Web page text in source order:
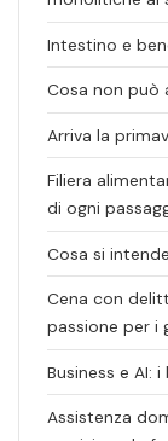
Intestino e
Cosa non può
Arriva la
Filiera
di ogni
Cosa si
Cena con
passione per i
Business e AI:
Assistenza